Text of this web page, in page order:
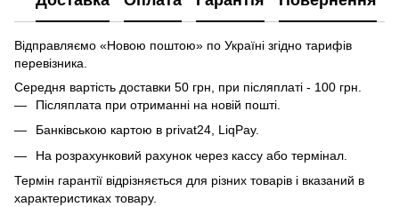
Відправляємо «Новою поштою» по Україні згідно тарифів
перевізника.
Середня вартість доставки 50 грн, при післяплаті - 100 грн.
Післяплата при отриманні на новій пошті.
Банківською картою в privat24, LiqPay.
На розрахунковий рахунок через кассу або термінал.
Термін гарантії відрізняється для різних товарів і вказаний в
характеристиках товару.